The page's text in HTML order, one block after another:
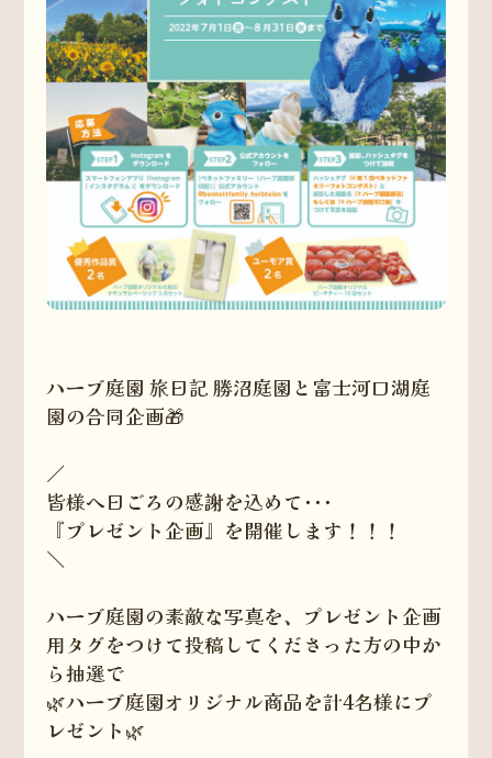
ハーブ庭園 旅日記 勝沼庭園と富士河口湖庭
園の合同企画🎁
／
皆様へ日ごろの感謝を込めて･･･
『プレゼント企画』を開催します！！！
＼
ハーブ庭園の素敵な写真を、プレゼント企画
用タグをつけて投稿してくださった方の中か
ら抽選で
🌿ハーブ庭園オリジナル商品を計4名様にプ
レゼント🌿